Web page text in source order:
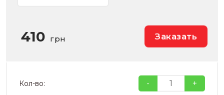
410 грн Заказать
Кол-во: - +